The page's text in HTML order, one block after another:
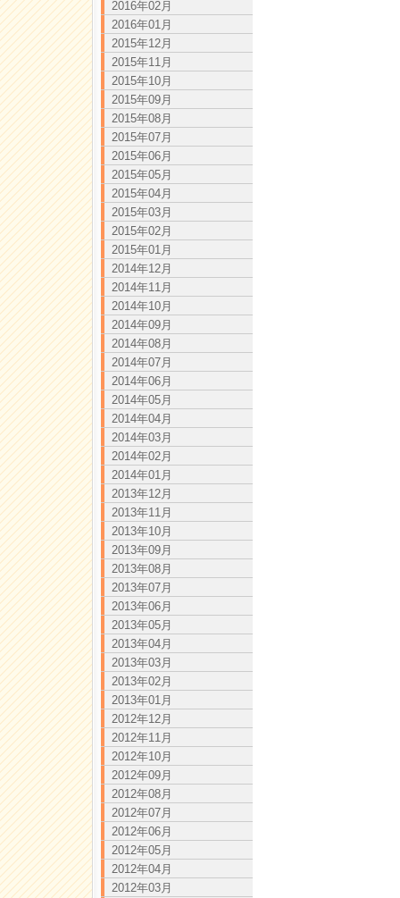
2016年02月
2016年01月
2015年12月
2015年11月
2015年10月
2015年09月
2015年08月
2015年07月
2015年06月
2015年05月
2015年04月
2015年03月
2015年02月
2015年01月
2014年12月
2014年11月
2014年10月
2014年09月
2014年08月
2014年07月
2014年06月
2014年05月
2014年04月
2014年03月
2014年02月
2014年01月
2013年12月
2013年11月
2013年10月
2013年09月
2013年08月
2013年07月
2013年06月
2013年05月
2013年04月
2013年03月
2013年02月
2013年01月
2012年12月
2012年11月
2012年10月
2012年09月
2012年08月
2012年07月
2012年06月
2012年05月
2012年04月
2012年03月